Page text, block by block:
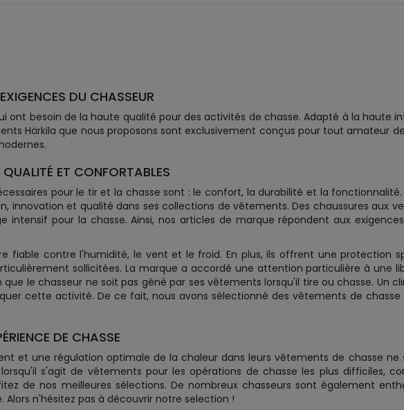
DU CHASSEUR
ont besoin de la haute qualité pour des activités de chasse. Adapté à la haute
Härkila que nous proposons sont exclusivement conçus pour tout amateur
ET CONFORTABLES
pour le tir et la chasse sont : le confort, la durabilité et la fonctionnalité.
innovation et qualité dans ses collections de vêtements. Des chaussures aux
intensif pour la chasse. Ainsi, nos articles de marque répondent aux
fiable contre l'humidité, le vent et le froid. En plus, ils offrent une protection
sollicitées. La marque a accordé une attention particulière à une
le chasseur ne soit pas gêné par ses vêtements lorsqu'il tire ou chasse. Un
cette activité. De ce fait, nous avons sélectionné des vêtements de chasse
DE CHASSE
et une régulation optimale de la chaleur dans leurs vêtements de chasse ne
s'agit de vêtements pour les opérations de chasse les plus difficiles,
de nos meilleures sélections. De nombreux chasseurs sont également
n'hésitez pas à découvrir notre selection !